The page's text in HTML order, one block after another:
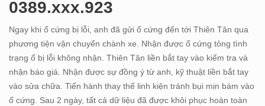
0389.xxx.923
Ngay khi ổ cứng bị lỗi, anh đã gửi ổ cứng đến tới Thiên Tân qua
phương tiện vận chuyển chành xe. Nhận được ổ cứng tỏng tình
trạng ổ bị lỗi không nhận. Thiên Tân liền bắt tay vào kiểm tra và
nhận báo giá. Nhận được sự đồng ý từ anh, kỹ thuật liền bắt tay
vào sửa chữa. Tiến hành thay thế linh kiện tránh bụi mịn bám vào
ổ cứng. Sau 2 ngày, tất cả dữ liệu đã được khôi phục hoàn toàn